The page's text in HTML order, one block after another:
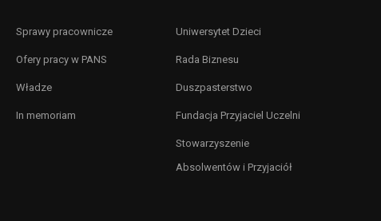
Sprawy pracownicze
Ofery pracy w PANS
Władze
In memoriam
Uniwersytet Dzieci
Rada Biznesu
Duszpasterstwo
Fundacja Przyjaciel Uczelni
Stowarzyszenie
Absolwentów i Przyjaciół